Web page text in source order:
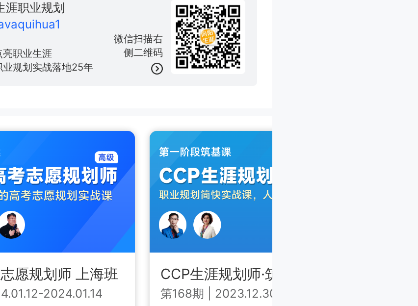
微信扫描右
侧二维码
涯职业规划
职业生涯
规划实战落地25年
愿规划师 上海班
2024.01.14
CCP生涯规划师·筑基课中级 上海班
第168期 2023.12.30-2024.1.1